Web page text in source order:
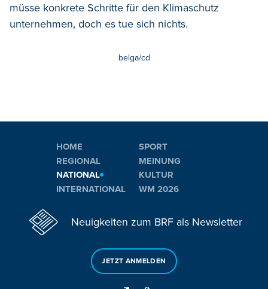
müsse konkrete Schritte für den Klimaschutz
unternehmen, doch es tue sich nichts.
belga/cd
HOME
REGIONAL
NATIONAL
INTERNATIONAL
SPORT
MEINUNG
KULTUR
WM 2026
Neuigkeiten zum BRF als Newsletter
JETZT ANMELDEN